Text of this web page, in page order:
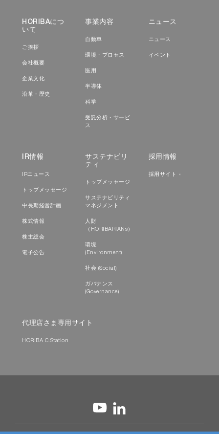
HORIBAにつ
いて
ご挨拶
会社概要
企業文化
沿革・歴史
事業内容
自動車
環境・プロセス
医用
半導体
科学
受託分析・サービ
ス
ニュース
ニュース
イベント
IR情報
IRニュース
トップメッセージ
中長期経営計画
株式情報
株主総会
電子公告
サステナビリ
ティ
トップメッセージ
サステナビリティ
マネジメント
人財
（HORIBARIANs）
環境
(Environment)
社会 (Social)
ガバナンス
(Governance)
採用情報
採用サイト »
代理店さま専用サイト
HORIBA C.Station